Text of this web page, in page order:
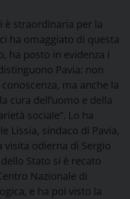
è straordinaria per la
ha omaggiato di questa
ha posto in evidenza i
Pavia: non
ma anche la
cura dell’uomo e della
sociale”. Lo ha
Lissia, sindaco di Pavia,
visita odierna di Sergio
Stato si è recato
Nazionale di
e ha poi visto la